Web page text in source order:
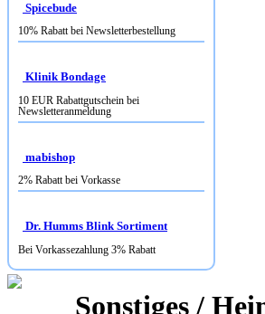
Klinik Bondage
Newsletteranmeldung
mabishop
Dr. Humms Blink Sortiment
Sonstiges /
(358)